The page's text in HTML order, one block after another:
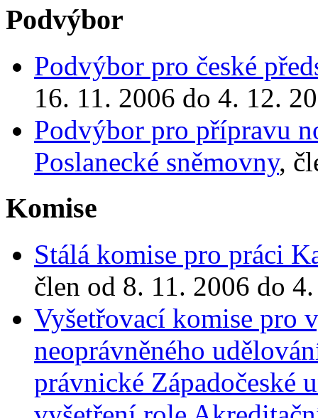
Podvýbor
Podvýbor pro české
16. 11. 2006 do 4. 12.
Podvýbor pro přípravu
Poslanecké sněmovny,
Komise
Stálá komise pro práci
člen od 8. 11. 2006 do
Vyšetřovací komise pro
neoprávněného
právnické Západočeské